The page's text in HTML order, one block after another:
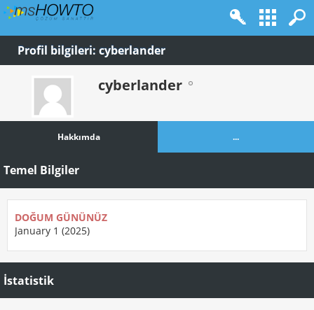
Profil bilgileri: cyberlander
cyberlander
Hakkımda ...
Temel Bilgiler
DOĞUM GÜNÜNÜZ
January 1 (2025)
İstatistik